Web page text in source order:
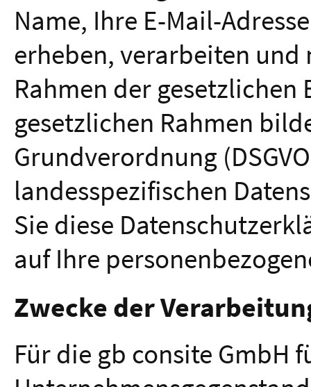
Name, Ihre E-Mail-
erheben, verarbeiten und
Rahmen der gesetzlichen
gesetzlichen Rahmen
Grundverordnung
landesspezifischen
Sie diese
auf Ihre
Zwecke der
Für die gb consite GmbH